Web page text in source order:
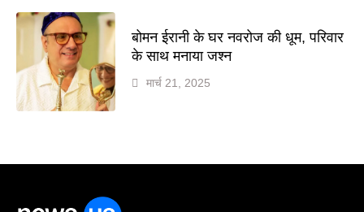
बोमन ईरानी के घर नवरोज की धूम, परिवार
के साथ मनाया जश्न
मार्च 21, 2025